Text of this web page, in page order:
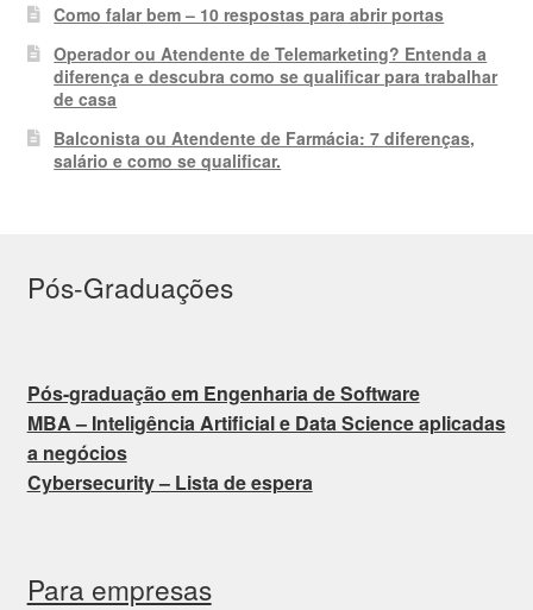
Como falar bem – 10 respostas para abrir portas
Operador ou Atendente de Telemarketing? Entenda a
diferença e descubra como se qualificar para trabalhar
de casa
Balconista ou Atendente de Farmácia: 7 diferenças,
salário e como se qualificar.
Pós-Graduações
Pós-graduação em Engenharia de Software
MBA – Inteligência Artificial e Data Science aplicadas
a negócios
Cybersecurity – Lista de espera
Para empresas